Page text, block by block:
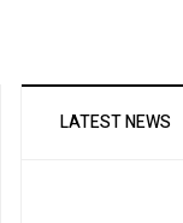
LATEST NEWS